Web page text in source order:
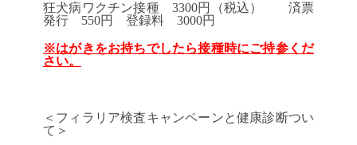
狂犬病ワクチン接種 3300円（税込） 済票
発行 550円 登録料 3000円
※はがきをお持ちでしたら接種時にご持参くだ
さい。
＜フィラリア検査キャンペーンと健康診断つい
て＞